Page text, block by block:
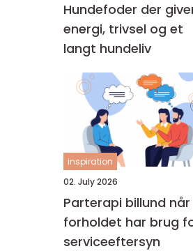
Hundefoder der
energi, trivsel og et
langt hundeliv
inspiration
02. July 2026
Parterapi billund når
forholdet har brug
serviceeftersyn